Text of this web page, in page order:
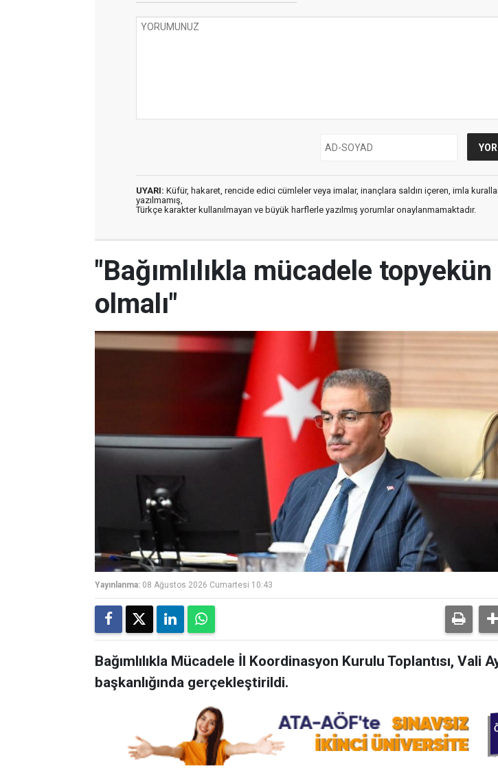
UYARI: Küfür, hakaret, rencide edici cümleler veya imalar, inançlara saldırı içeren, imla
yazılmamış,
Türkçe karakter kullanılmayan ve büyük harflerle yazılmış yorumlar onaylanmamaktadır.
"Bağımlılıkla mücadele topyekün
olmalı"
Yayınlanma: 08 Ağustos 2026 Cumartesi 10:43
Bağımlılıkla Mücadele İl Koordinasyon Kurulu Toplantısı, Vali
başkanlığında gerçekleştirildi.